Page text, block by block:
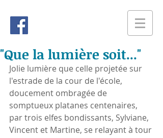
"Que la lumière soit..."
Jolie lumière que celle projetée sur
l'estrade de la cour de l'école,
doucement ombragée de
somptueux platanes centenaires,
par trois elfes bondissants, Sylviane,
Vincent et Martine, se relayant à tour